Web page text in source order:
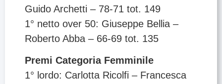
Guido Archetti – 78-71 tot. 149
1° netto over 50: Giuseppe Bellia –
Roberto Abba – 66-69 tot. 135
Premi Categoria Femminile
1° lordo: Carlotta Ricolfi – Francesca